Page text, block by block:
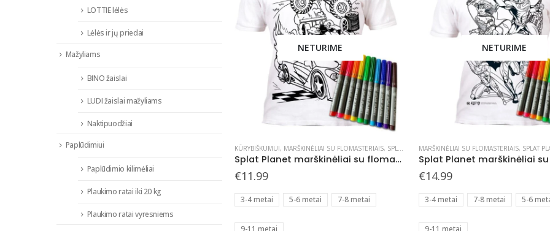
NETURIME
product
has
variants.
KŪRYBIŠKUMUI, MARŠKINĖLIAI SU FLOMASTERIAIS, SPLAT PLANET - KURIAME
Splat Planet marškinėliai su flomasteriais, Mašinos
€11.99
3-4 metai 5-6 metai 7-8 metai
9-11 metai
NETURIME
product
has
variants.
MARŠKINĖLIAI SU FLOMASTERIAIS, SPLAT
€14.99
3-4 metai 7-8 metai 5-6
9-11 metai
LOTTIE lėlės
Lėlės ir jų priedai
Mažyliams
BINO žaislai
LUDI žaislai mažyliams
Naktipuodžiai
Paplūdimiui
Paplūdimio kilimėliai
Plaukimo ratai iki 20 kg
Plaukimo ratai vyresniems